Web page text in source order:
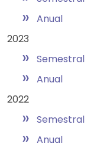
» Anual
2023
» Semestral
» Anual
2022
» Semestral
» Anual